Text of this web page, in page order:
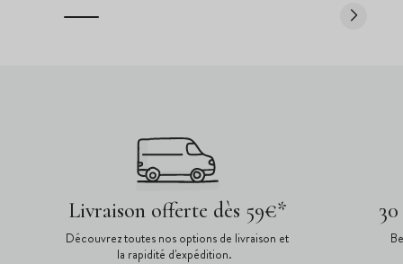
Livraison offerte dès 59€*
Découvrez toutes nos options de livraison et
la rapidité d'expédition.